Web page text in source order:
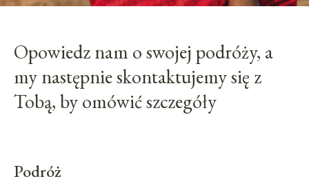
Opowiedz nam o swojej podróży, a
my następnie skontaktujemy się z
Tobą, by omówić szczegóły
Podróż